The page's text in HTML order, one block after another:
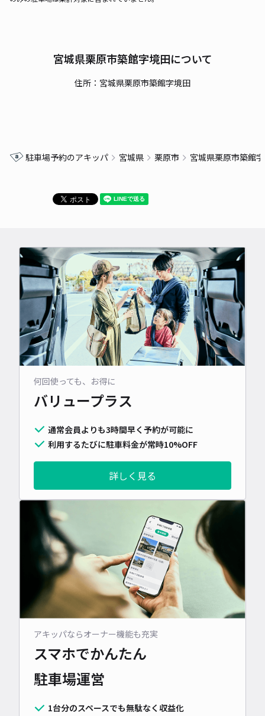
宮城県栗原市築館字境田について
住所：宮城県栗原市築館字境田
駐車場予約のアキッパ 宮城県 栗原市 宮城県栗原市築館
何回使っても、お得に
バリュープラス
通常会員よりも3時間早く予約が可能に
利用するたびに駐車料金が常時10%OFF
詳しく見る
アキッパならオーナー機能も充実
スマホでかんたん
駐車場運営
1台分のスペースでも無駄なく収益化